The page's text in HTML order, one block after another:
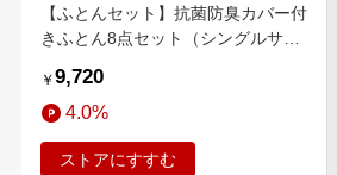
ード分割払い
ペーン
【ふとんセット】抗菌防臭カバー付
きふとん8点セット（シングルサイ
￥ 9,720
4.0%
ストアにすすむ